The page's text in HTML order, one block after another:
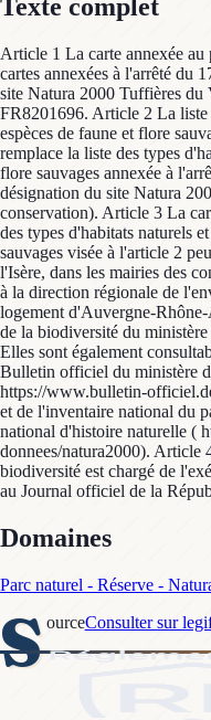
Texte complet
Article 1 La carte annexée au
cartes annexées à l'arrêté du
site Natura 2000 Tuffières du
FR8201696. Article 2 La liste
espèces de faune et flore
remplace la liste des types
flore sauvages annexée à
désignation du site Natura
conservation). Article 3 La
des types d'habitats naturels
sauvages visée à l'article 2
l'Isère, dans les mairies des
à la direction régionale de
logement d'Auvergne-
de la biodiversité du
Elles sont également
Bulletin officiel du ministère
https://www.bulletin-
et de l'inventaire national du
national d'histoire naturelle (
donnees/natura2000). Article
biodiversité est chargé de
au Journal officiel de la
Domaines
Parc naturel - Réserve -
S ourceConsulter sur